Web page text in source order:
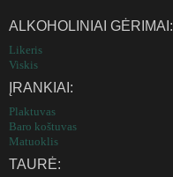
ALKOHOLINIAI GĖRIMAI:
Likeris
Viskis
ĮRANKIAI:
Plaktuvas
Baro koštuvas
Matuoklis
TAURĖ: